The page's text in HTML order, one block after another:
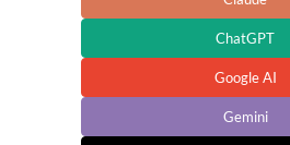
ChatGPT
Google AI
Gemini